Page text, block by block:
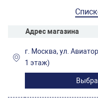
Адрес магазина
г. Москва, ул.
1 этаж)